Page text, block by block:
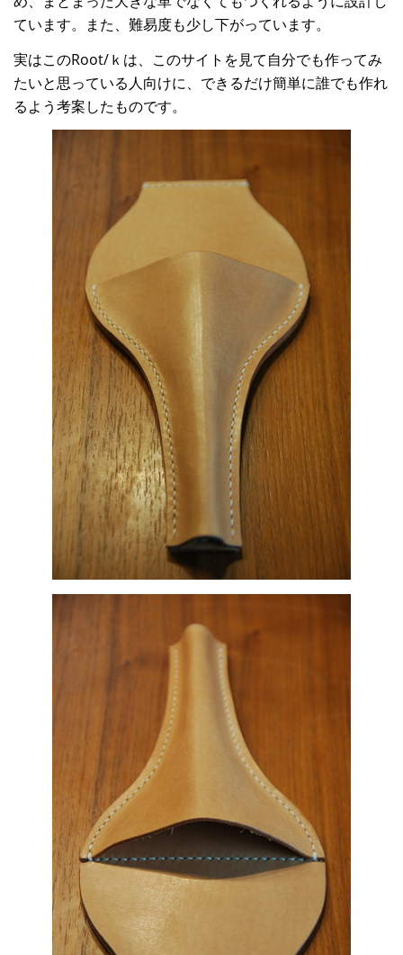
ています。また、難易度も少し下がっています。
実はこのRoot/ｋは、このサイトを見て自分でも作ってみ
たいと思っている人向けに、できるだけ簡単に誰でも作れ
るよう考案したものです。